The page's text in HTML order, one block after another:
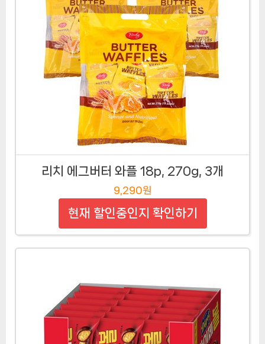
리치 에그버터 와플 18p, 270g, 3개
9,290원
현재 할인중인지 확인하기